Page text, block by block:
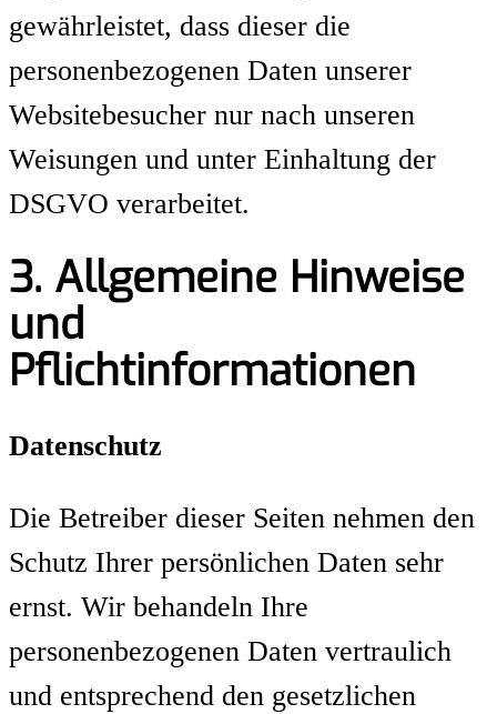
gewährleistet, dass dieser die
personenbezogenen Daten unserer
Websitebesucher nur nach unseren
Weisungen und unter Einhaltung der
DSGVO verarbeitet.
3. Allgemeine Hinweise
und
Pflichtinformationen
Datenschutz
Die Betreiber dieser Seiten nehmen den
Schutz Ihrer persönlichen Daten sehr
ernst. Wir behandeln Ihre
personenbezogenen Daten vertraulich
und entsprechend den gesetzlichen